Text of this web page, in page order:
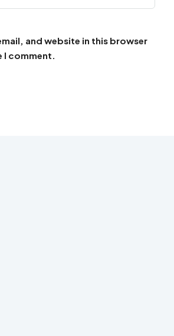
and website in this browser
I comment.